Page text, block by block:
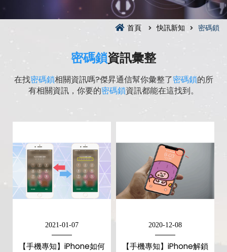
首頁 快訊新知 密碼鎖
密碼鎖資訊彙整
在找密碼鎖相關資訊嗎?傑昇通信幫你彙整了密碼鎖的所
有相關資訊，你要的密碼鎖資訊都能在這找到。
2021-01-07
【手機專知】iPhone如何
2020-12-08
【手機專知】iPhone解鎖